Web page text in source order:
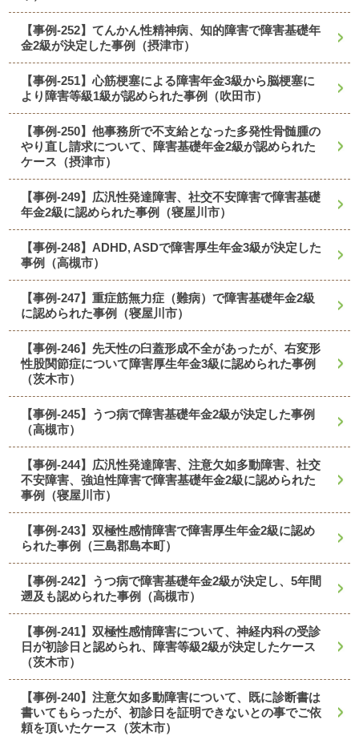
【事例-252】てんかん性精神病、知的障害で障害基礎年
金2級が決定した事例（摂津市）
【事例-251】心筋梗塞による障害年金3級から脳梗塞に
より障害等級1級が認められた事例（吹田市）
【事例-250】他事務所で不支給となった多発性骨髄腫の
やり直し請求について、障害基礎年金2級が認められた
ケース（摂津市）
【事例-249】広汎性発達障害、社交不安障害で障害基礎
年金2級に認められた事例（寝屋川市）
【事例-248】ADHD, ASDで障害厚生年金3級が決定した
事例（高槻市）
【事例-247】重症筋無力症（難病）で障害基礎年金2級
に認められた事例（寝屋川市）
【事例-246】先天性の臼蓋形成不全があったが、右変形
性股関節症について障害厚生年金3級に認められた事例
（茨木市）
【事例-245】うつ病で障害基礎年金2級が決定した事例
（高槻市）
【事例-244】広汎性発達障害、注意欠如多動障害、社交
不安障害、強迫性障害で障害基礎年金2級に認められた
事例（寝屋川市）
【事例-243】双極性感情障害で障害厚生年金2級に認め
られた事例（三島郡島本町）
【事例-242】うつ病で障害基礎年金2級が決定し、5年間
遡及も認められた事例（高槻市）
【事例-241】双極性感情障害について、神経内科の受診
日が初診日と認められ、障害等級2級が決定したケース
（茨木市）
【事例-240】注意欠如多動障害について、既に診断書は
書いてもらったが、初診日を証明できないとの事でご依
頼を頂いたケース（茨木市）